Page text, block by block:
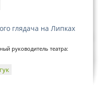
глядача на Липках
руководитель театра: